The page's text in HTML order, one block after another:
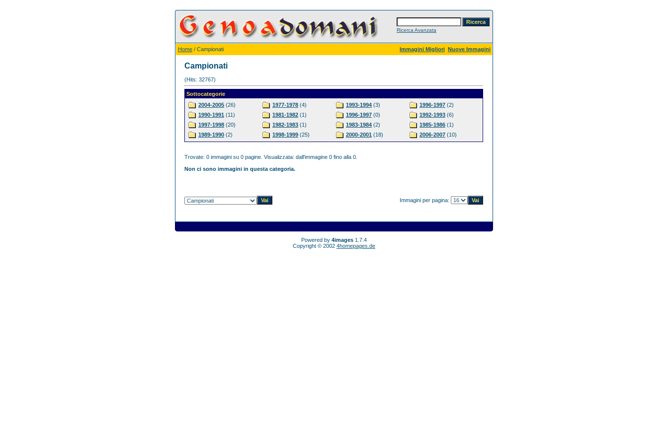
Ricerca Avanzata
Home / Campionati Immagini Migliori Nuove Immagini
Campionati
(Hits: 32767)
Sottocategorie
2004-2005 (26)
1990-1991 (11)
1997-1998 (20)
1989-1990 (2)
1977-1978 (4)
1981-1982 (1)
1982-1983 (1)
1998-1999 (25)
1993-1994 (3)
1996-1997 (0)
1983-1984 (2)
2000-2001 (18)
1996-1997 (2)
1992-1993 (6)
1985-1986 (1)
2006-2007 (10)
Trovate: 0 immagini su 0 pagine. Visualizzata: dall'immagine 0 fino alla 0.
Non ci sono immagini in questa categoria.
Immagini per pagina:
Powered by 4images 1.7.4
Copyright © 2002 4homepages.de